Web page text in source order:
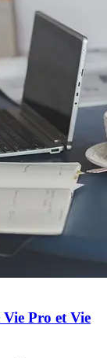
Pro et Vie